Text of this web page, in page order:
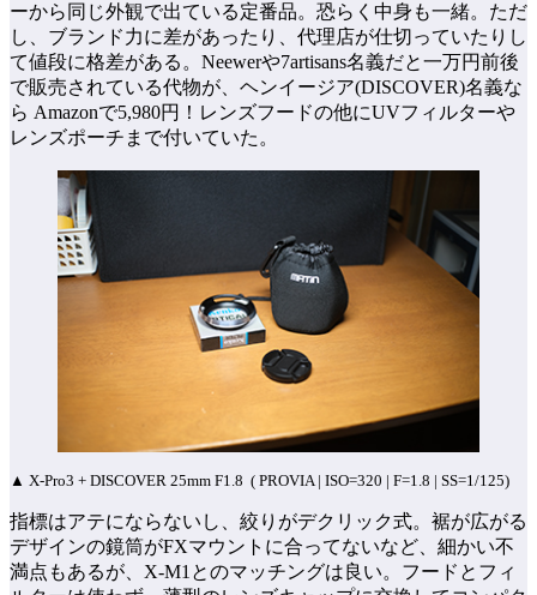
ーから同じ外観で出ている定番品。恐らく中身も一緒。ただ
し、ブランド力に差があったり、代理店が仕切っていたりし
て値段に格差がある。Neewerや7artisans名義だと一万円前後
で販売されている代物が、ヘンイージア(DISCOVER)名義な
ら Amazonで5,980円！レンズフードの他にUVフィルターや
レンズポーチまで付いていた。
▲ X-Pro3 + DISCOVER 25mm F1.8 ( PROVIA | ISO=320 | F=1.8 | SS=1/125)
指標はアテにならないし、絞りがデクリック式。裾が広がる
デザインの鏡筒がFXマウントに合ってないなど、細かい不
満点もあるが、X-M1とのマッチングは良い。フードとフィ